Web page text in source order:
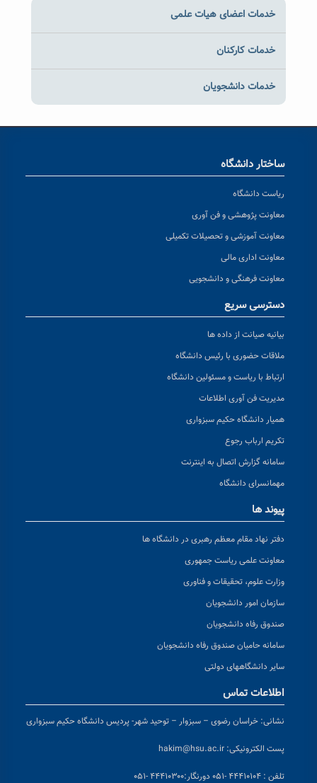
خدمات اعضای هیات علمی
خدمات کارکنان
خدمات دانشجویان
ساختار دانشگاه
ریاست دانشگاه
معاونت پژوهشی و فن آوری
معاونت آموزشی و تحصیلات تکمیلی
معاونت اداری مالی
معاونت فرهنگی و دانشجویی
دسترسی سریع
بیانیه صیانت از داده ها
ملاقات حضوری با رئیس دانشگاه
ارتباط با ریاست و مسئولین دانشگاه
مدیریت فن آوری اطلاعات
همیار دانشگاه حکیم سبزواری
تکریم ارباب رجوع
سامانه گزارش اتصال به اینترنت
مهمانسرای دانشگاه
پیوند ها
دفتر نهاد مقام معظم رهبری در دانشگاه ها
معاونت علمی ریاست جمهوری
وزارت علوم، تحقیقات و فناوری
سازمان امور دانشجویان
صندوق رفاه دانشجویان
سامانه حامیان صندوق رفاه دانشجویان
سایر دانشگاههای دولتی
اطلاعات تماس
نشانی: خراسان رضوی – سبزوار – توحید شهر- پردیس دانشگاه حکیم سبزواری
پست الکترونیکی: hakim@hsu.ac.ir
تلفن : ۴۴۴۱۰۱۰۴ -۰۵۱ دورنگار:۴۴۴۱۰۳۰۰ -۰۵۱